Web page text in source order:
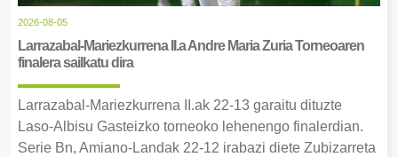
2026-08-05
Larrazabal-Mariezkurrena II.a Andre Maria Zuria Torneoaren
finalera sailkatu dira
Larrazabal-Mariezkurrena II.ak 22-13 garaitu dituzte
Laso-Albisu Gasteizko torneoko lehenengo finalerdian.
Serie Bn, Amiano-Landak 22-12 irabazi diete Zubizarreta